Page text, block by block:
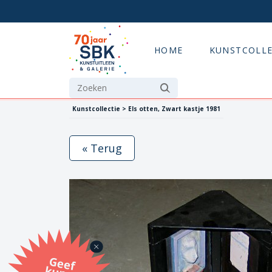
HOME
Kunstcollectie > Els otten, Zwart kastje 1981
G
eef
u
n
st
a
d
o
m
et
e SB
K
u
n
stb
o
n
« Terug